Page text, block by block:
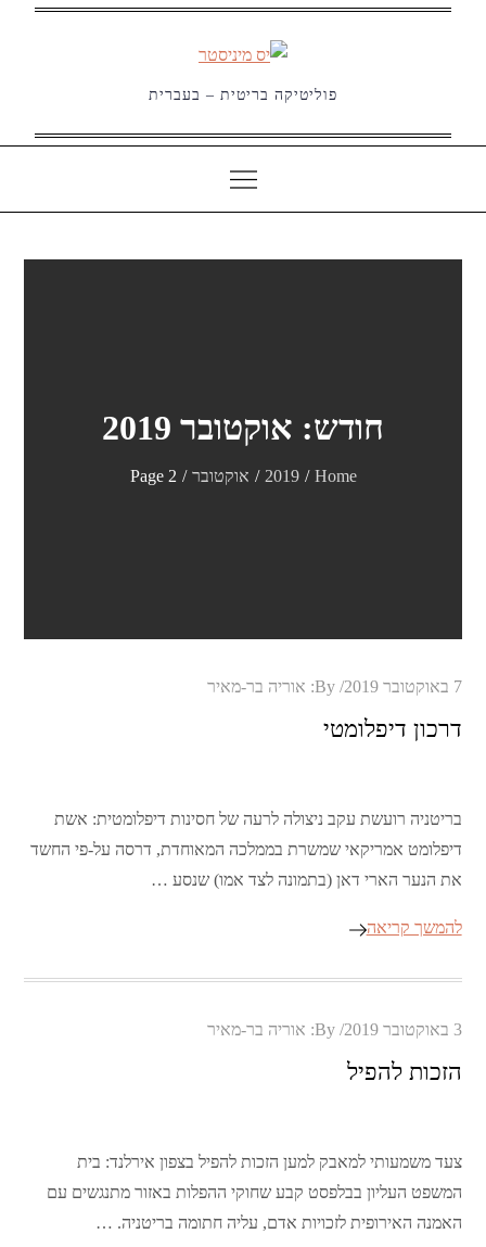
פוליטיקה בריטית – בעברית
חודש: אוקטובר 2019
Home
2019 אוקטובר Page 2
Posted
7 באוקטובר 2019 By: אוריה בר-מאיר
דרכון דיפלומטי
בריטניה רועשת עקב ניצולה לרעה של חסינות דיפלומטית: אשת
דיפלומט אמריקאי שמשרת בממלכה המאוחדת, דרסה על-פי החשד
את הנער הארי דאן (בתמונה לצד אמו) שנסע …
להמשך קריאה
Posted
3 באוקטובר 2019 By: אוריה בר-מאיר
הזכות להפיל
צעד משמעותי למאבק למען הזכות להפיל בצפון אירלנד: בית
המשפט העליון בבלפסט קבע שחוקי ההפלות באזור מתנגשים עם
האמנה האירופית לזכויות אדם, עליה חתומה בריטניה. …